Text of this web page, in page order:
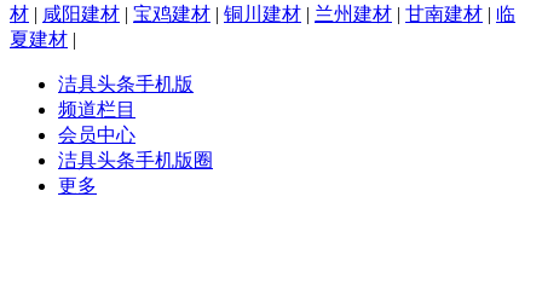
材 | 咸阳建材 | 宝鸡建材 | 铜川建材 | 兰州建材 | 甘南建材 | 临
夏建材 |
洁具头条手机版
频道栏目
会员中心
洁具头条手机版圈
更多